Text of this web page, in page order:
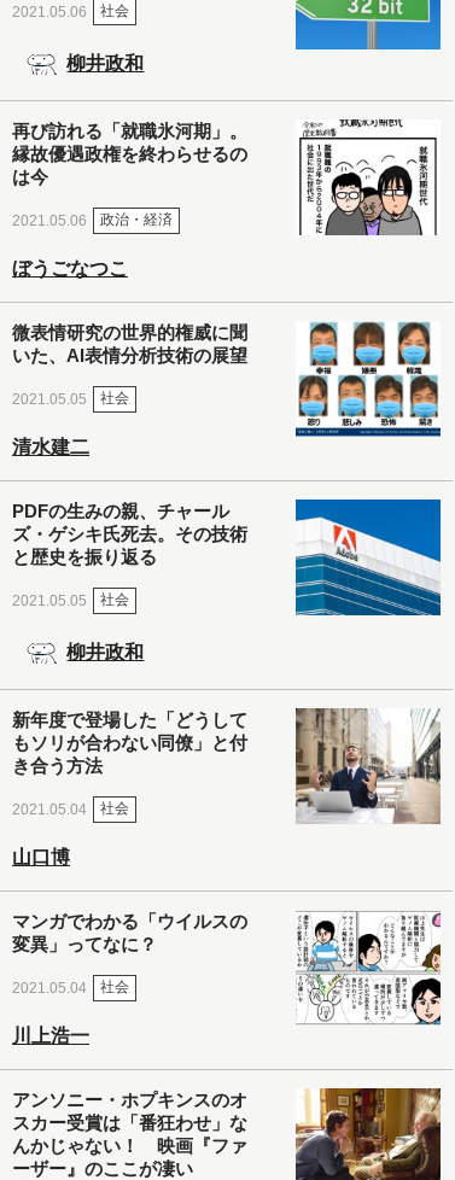
2021.05.06 社会
柳井政和
再び訪れる「就職氷河期」。
縁故優遇政権を終わらせるの
は今
2021.05.06 政治・経済
ぼうごなつこ
微表情研究の世界的権威に聞
いた、AI表情分析技術の展望
2021.05.05 社会
清水建二
PDFの生みの親、チャール
ズ・ゲシキ氏死去。その技術
と歴史を振り返る
2021.05.05 社会
柳井政和
新年度で登場した「どうして
もソリが合わない同僚」と付
き合う方法
2021.05.04 社会
山口博
マンガでわかる「ウイルスの
変異」ってなに？
2021.05.04 社会
川上浩一
アンソニー・ホプキンスのオ
スカー受賞は「番狂わせ」な
んかじゃない！ 映画『ファ
ーザー』のここが凄い